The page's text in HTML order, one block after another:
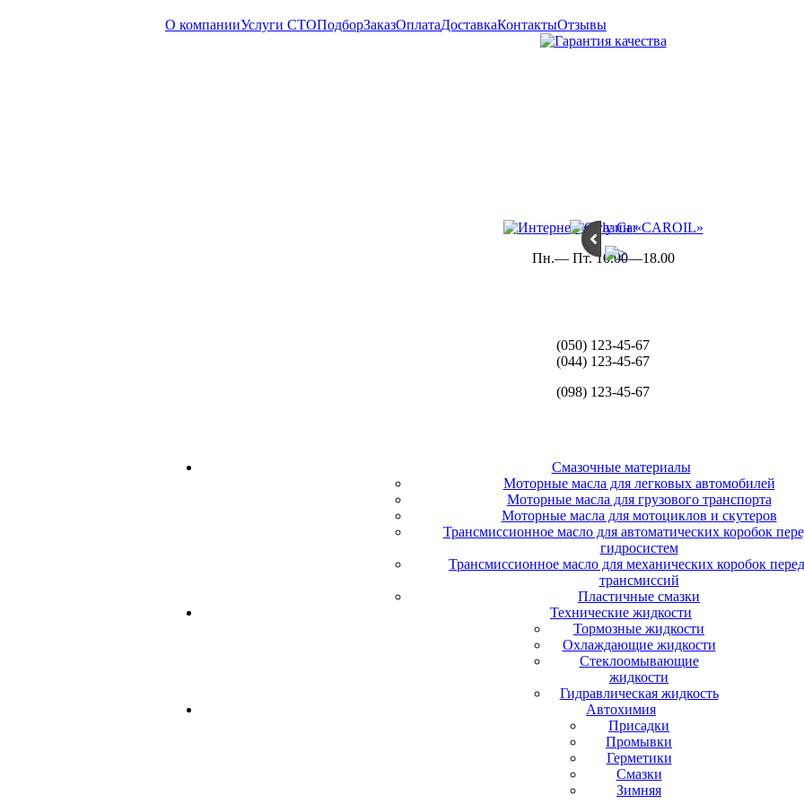
О компанииУслуги СТОПодборЗаказОплатаДоставкаКонтактыОтзывы
Пн.— Пт. 10.00—18.00
(050) 123-45-67
(044) 123-45-67
(098) 123-45-67
Смазочные материалы
Моторные масла для легковых автомобилей
Моторные масла для грузового транспорта
Моторные масла для мотоциклов и скутеров
Трансмиссионное масло для автоматических коробок
гидросистем
Трансмиссионное масло для механических коробок
трансмиссий
Пластичные смазки
Технические жидкости
Тормозные жидкости
Охлаждающие жидкости
Стеклоомывающие
жидкости
Гидравлическая жидкость
Автохимия
Присадки
Промывки
Герметики
Смазки
Зимняя